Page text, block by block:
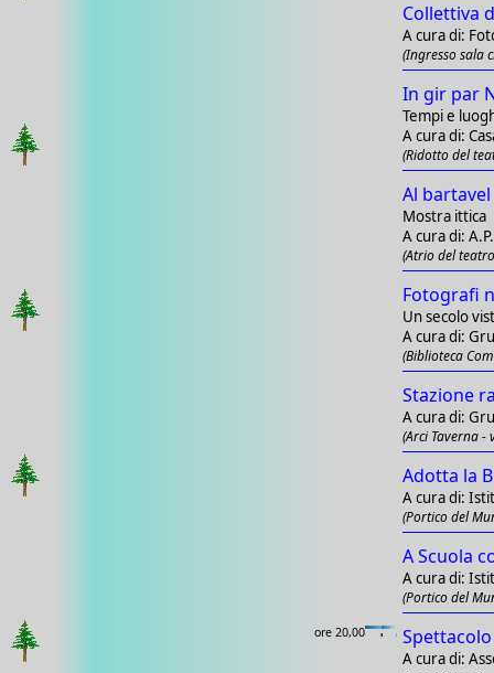
Collettiva
A cura di:
(Ingresso sala
In gir par
Tempi e
A cura di:
(Ridotto del
Al bartavel
Mostra ittica
A cura di:
(Atrio del
Fotografi
Un secolo
A cura di:
(Biblioteca
Stazione
A cura di:
(Arci Taverna -
Adotta la
A cura di:
(Portico del
A Scuola
A cura di:
(Portico del
ore 20,00
A cura di: